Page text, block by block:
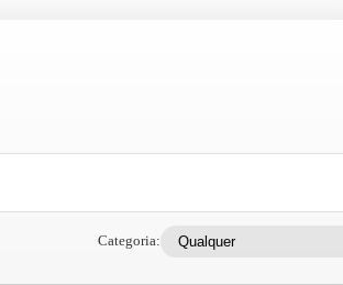
Categoria: